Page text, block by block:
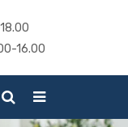
16.00